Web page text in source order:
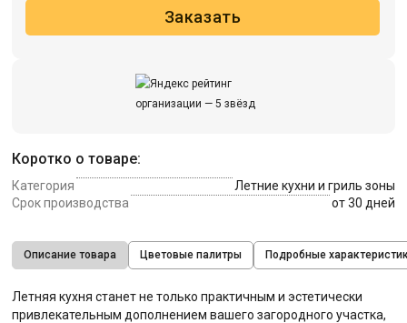
Коротко о товаре:
Категория
Летние кухни и гриль зоны
Срок производства
от 30 дней
Заказать
Описание товара Цветовые палитры Подробные
Летняя кухня станет не только практичным и эстетически
привлекательным дополнением вашего загородного участка,